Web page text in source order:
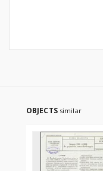
OBJECTS similar